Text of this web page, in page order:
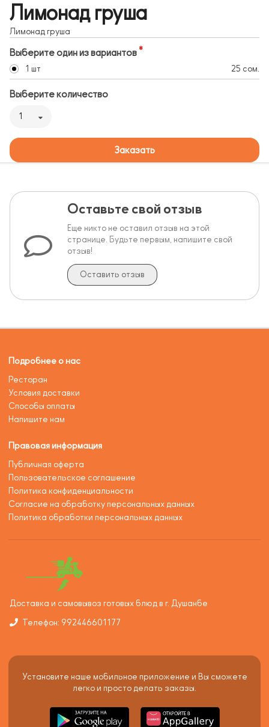
Лимонад груша
Лимонад груша
Выберите один из вариантов
1 шт 25 сом.
Выберите количество
1
Заказать
Оставьте свой отзыв
Еще никто не оставил отзыв на этой
странице. Будьте первым, напишите свой
отзыв!
Оставить отзыв
Подробнее о нас
Ресторан
Условия доставки
Способы оплаты
Напишите нам
Правовая информация
Публичная оферта
Пользовательское соглашение
Политика конфиденциальности
Согласие на обработку персональных данных
Политика обработки персональных данных
Доставка и самовывоз готовых блюд в г. Душанбе
Телефон: 992446601177
Установите наше мобильное приложение и Вы сможете
легко и просто делать заказы.